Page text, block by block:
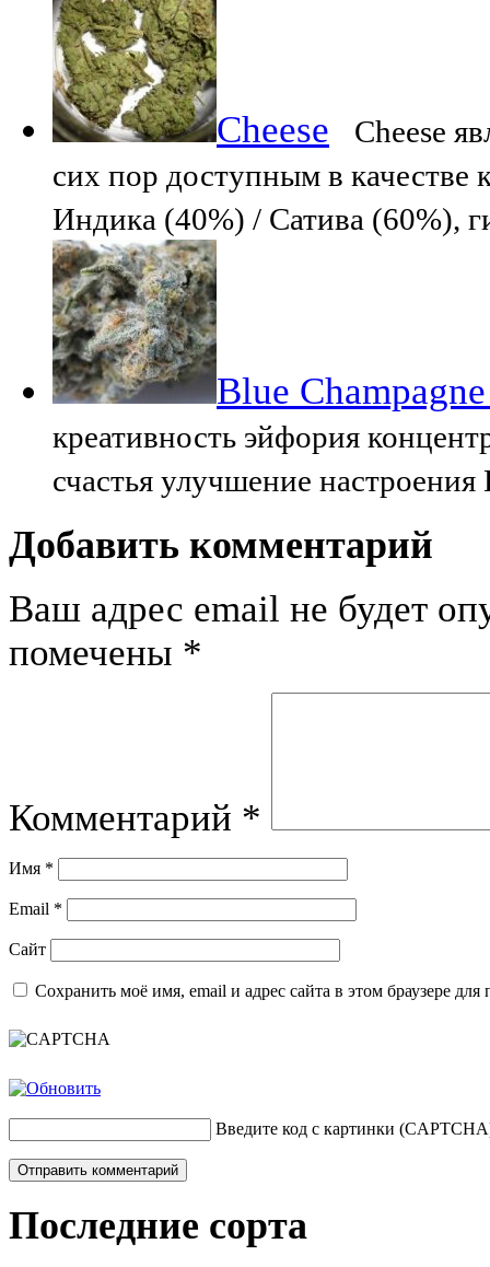
Cheese
Cheese
сих пор доступным в
Индика (40%) / Сатива (60%),
Blue
креативность эйфория
счастья улучшение
Добавить комментарий
Ваш адрес email не будет
помечены *
Комментарий *
Имя *
Email *
Сайт
Сохранить моё имя, email и адрес сайта в этом браузере
Введите код с картинки
Последние сорта